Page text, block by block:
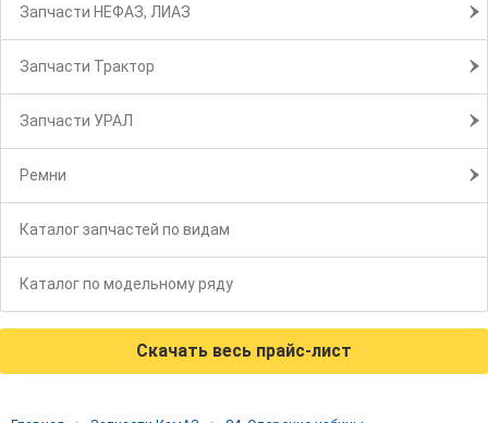
Запчасти НЕФАЗ, ЛИАЗ
Запчасти Трактор
Запчасти УРАЛ
Ремни
Каталог запчастей по видам
Каталог по модельному ряду
Скачать весь прайс-лист